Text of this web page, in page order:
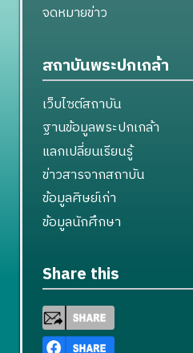
จดหมายข่าว
สถาบันพระปกเกล้า
เว็บไซต์สถาบัน
ฐานข้อมูลพระปกเกล้า
แลกเปลี่ยนเรียนรู้
ข่าวสารจากสถาบัน
ข้อมูลศิษย์เก่า
ข้อมูลนักศึกษา
Share this